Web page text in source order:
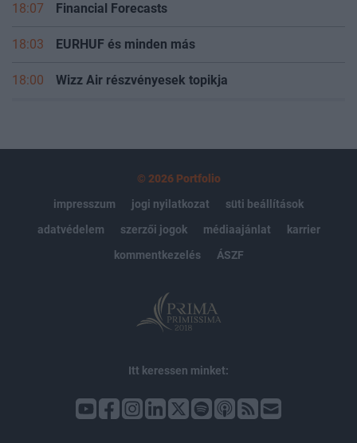
18:07 Financial Forecasts
18:03 EURHUF és minden más
18:00 Wizz Air részvényesek topikja
© 2026 Portfolio
impresszum
jogi nyilatkozat
süti beállítások
adatvédelem
szerzői jogok médiaajánlat
karrier
kommentkezelés
ÁSZF
Itt keressen minket: